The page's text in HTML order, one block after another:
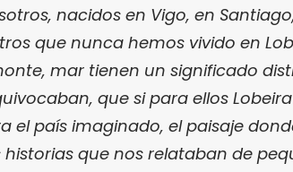
nacidos en Vigo, en
que nunca hemos vivido en
mar tienen un significado
que si para ellos
el país imaginado, el paisaje
que nos relataban de